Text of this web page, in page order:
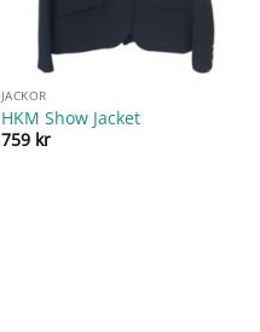
JACKOR
HKM Show Jacket
759 kr